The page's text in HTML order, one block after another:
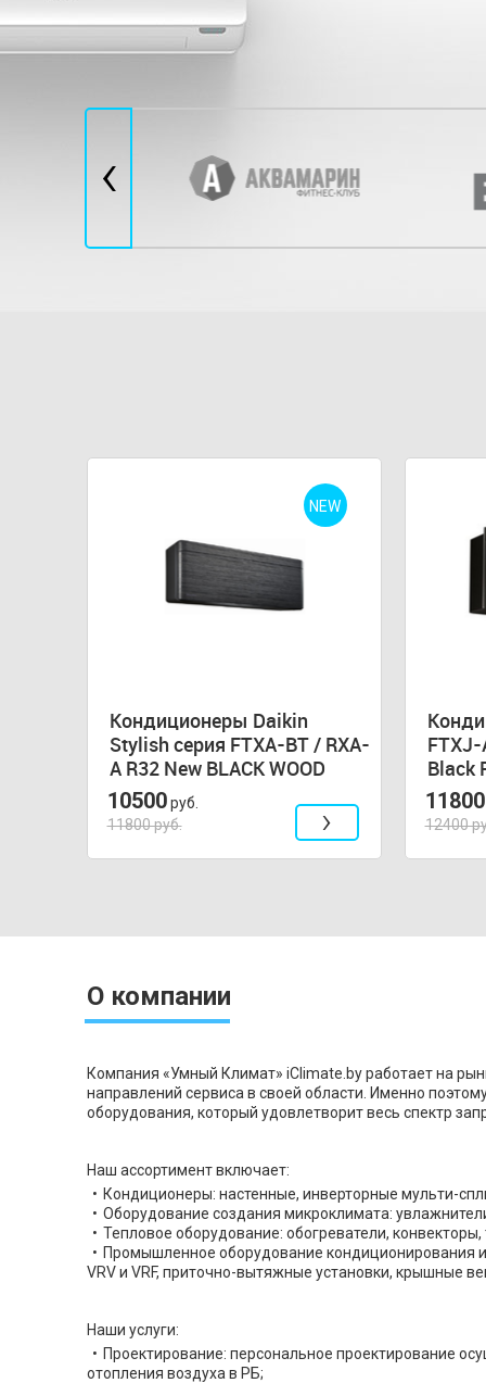
NEW
Кондиционеры Daikin
Stylish серия FTXA-BT / RXA-
A R32 New BLACK WOOD
10500руб.
11800 руб.
FTXJ-
Black
11800
12400
О компании
Компания «Умный Климат» iClimate.by работает на
направлений сервиса в своей области. Именно
оборудования, который удовлетворит весь спектр
Наш ассортимент включает:
Кондиционеры: настенные, инверторные мульти-
Оборудование создания микроклимата:
Тепловое оборудование: обогреватели,
Промышленное оборудование кондиционирования
VRV и VRF, приточно-вытяжные установки, крышные
Наши услуги:
Проектирование: персональное проектирование
отопления воздуха в РБ;